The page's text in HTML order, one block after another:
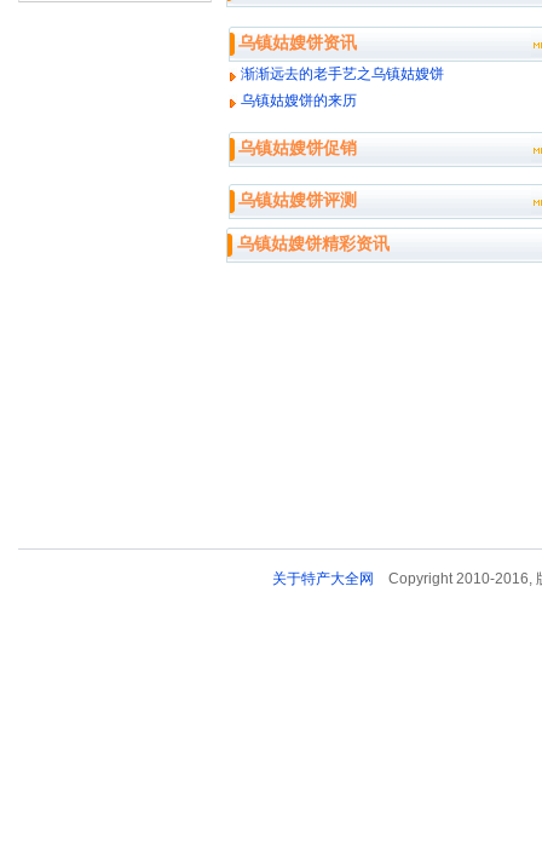
乌镇姑嫂饼资讯
渐渐远去的老手艺之乌镇姑嫂饼
乌镇姑嫂饼的来历
乌镇姑嫂饼促销
乌镇姑嫂饼评测
乌镇姑嫂饼精彩资讯
关于特产大全网 Copyright 2010-2016,